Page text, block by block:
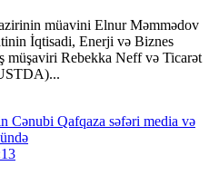
müavini Elnur Məmmədov
İqtisadi, Enerji və Biznes
müşaviri Rebekka Neff və Ticarət